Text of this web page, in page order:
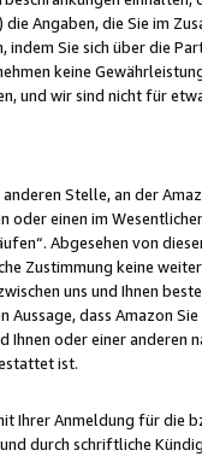
die Angaben, die Sie im
indem Sie sich über die
keine
und wir sind nicht für
Stelle, an der
einen im
Abgesehen von
Zustimmung keine
uns und Ihnen
dass Amazon
Ihnen oder einer
ist.
Ihrer Anmeldung für die
durch schriftliche